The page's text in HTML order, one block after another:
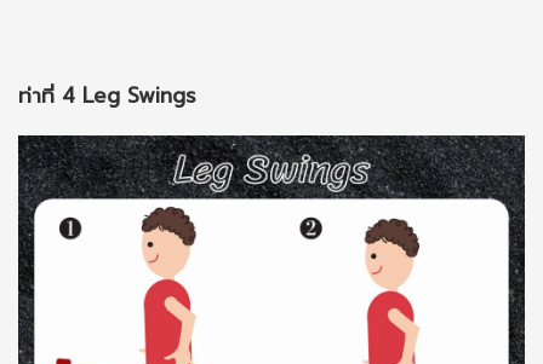
ท่าที่ 4 Leg Swings